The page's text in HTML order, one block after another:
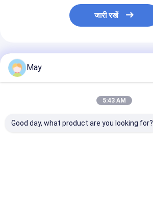
जारी रखें
अनुशंसित उत्पाद
May
5:43 AM
Good day, what product are you looking for?